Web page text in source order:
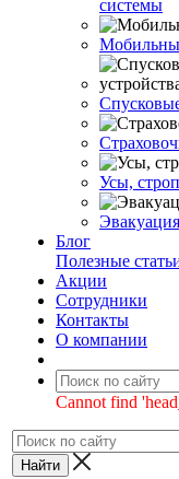
системы
Усы,
Блог
Полезные
Акции
Сотрудники
Контакты
О компании
Cannot find